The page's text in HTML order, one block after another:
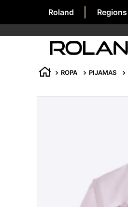
Roland
Regions
ROPA PIJAMAS